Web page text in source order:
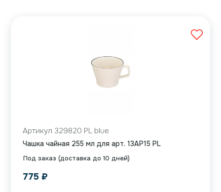
Под заказ (доставка до 10 дней)
Артикул 329820 PL blue
Чашка чайная 255 мл для арт. 13AP15 PL
775 ₽